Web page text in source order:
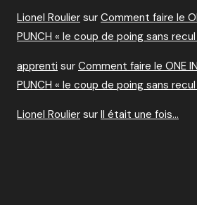
Lionel Roulier sur Comment faire le
PUNCH « le coup de poing sans recul
apprenti sur Comment faire le ONE
PUNCH « le coup de poing sans recul
Lionel Roulier sur Il était une fois…